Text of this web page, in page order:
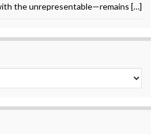
the unrepresentable—remains […]